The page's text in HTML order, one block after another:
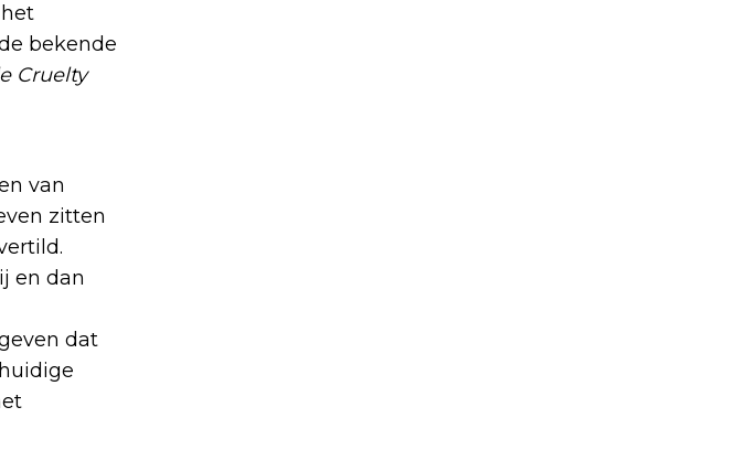
bekende
Cruelty
van
zitten
en dan
dat